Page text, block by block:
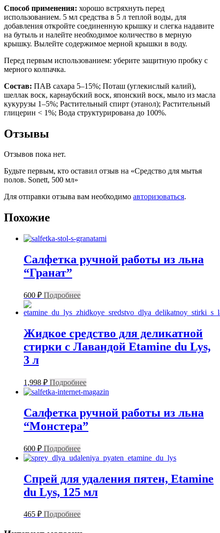
Способ применения: хорошо встряхнуть перед
использованием. 5 мл средства в 5 л теплой воды, для
добавления откройте соединенную крышку и слегка надавите
на бутыль и налейте необходимое количество в мерную
крышку. Вылейте содержимое мерной крышки в воду.
Перед первым использованием: уберите защитную пробку с
мерного колпачка.
Состав: ПАВ сахара 5–15%; Поташ (углекислый калий),
шеллак воск, карнаубский воск, японский воск, мыло из масла
кукурузы 1–5%; Растительный спирт (этанол); Растительный
глицерин < 1%; Вода структурирована до 100%.
Отзывы
Отзывов пока нет.
Будьте первым, кто оставил отзыв на «Средство для мытья
полов. Sonett, 500 мл»
Для отправки отзыва вам необходимо авторизоваться.
Похожие
Салфетка ручной работы из льна
“Гранат”
600 ₽ Подробнее
Жидкое средство для деликатной
стирки с Лавандой Etamine du Lys,
3 л
1,998 ₽ Подробнее
Салфетка ручной работы из льна
“Монстера”
600 ₽ Подробнее
Спрей для удаления пятен, Etamine
du Lys, 125 мл
465 ₽ Подробнее